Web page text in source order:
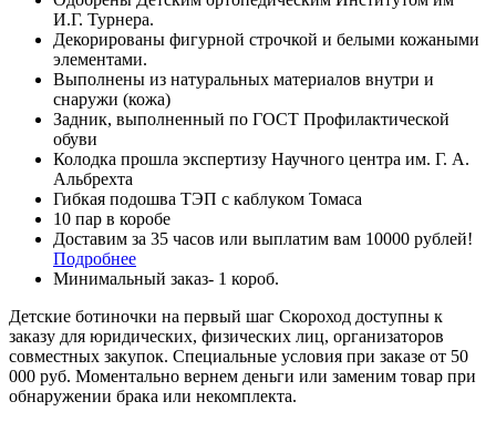
И.Г. Турнера.
Декорированы фигурной строчкой и белыми кожаными
элементами.
Выполнены из натуральных материалов внутри и
снаружи (кожа)
Задник, выполненный по ГОСТ Профилактической
обуви
Колодка прошла экспертизу Научного центра им. Г. А.
Альбрехта
Гибкая подошва ТЭП с каблуком Томаса
10 пар в коробе
Доставим за 35 часов или выплатим вам 10000 рублей!
Подробнее
Минимальный заказ- 1 короб.
Детские ботиночки на первый шаг Скороход доступны к
заказу для юридических, физических лиц, организаторов
совместных закупок. Специальные условия при заказе от 50
000 руб. Моментально вернем деньги или заменим товар при
обнаружении брака или некомплекта.